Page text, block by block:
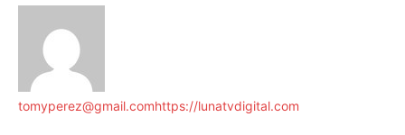
tomyperez@gmail.comhttps://lunatvdigital.com